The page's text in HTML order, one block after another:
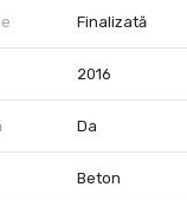
Finalizată
2016
Da
Beton